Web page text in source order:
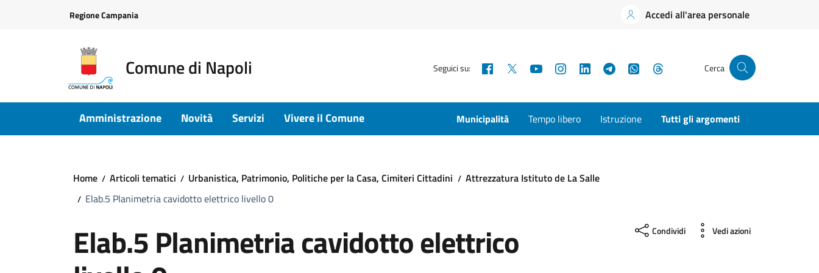
Regione Campania Accedi all'area personale
Comune di Napoli Seguici su: Facebook YouTubeInstagramLinkedInTelegramWhatsApp Cerca
Amministrazione Novità Servizi Vivere il Comune Municipalità Tempo libero Istruzione Tutti gli argomenti
Home Articoli tematici Urbanistica, Patrimonio, Politiche per la Casa, Cimiteri Cittadini
Attrezzatura Istituto de La Salle
Elab.5 Planimetria cavidotto elettrico livello 0
Elab.5 Planimetria cavidotto elettrico Condividi Vedi azioni